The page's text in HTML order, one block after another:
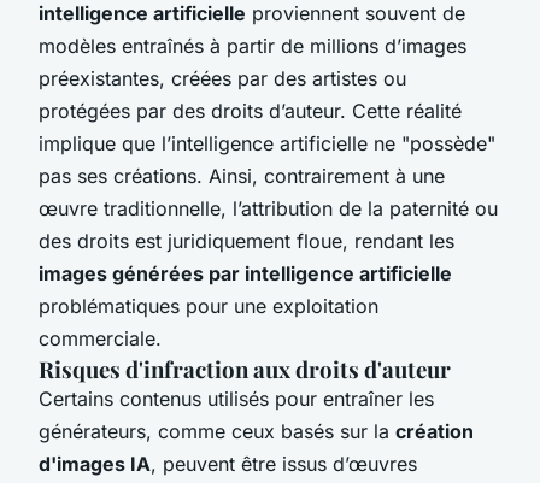
intelligence artificielle proviennent souvent de
modèles entraînés à partir de millions d’images
préexistantes, créées par des artistes ou
protégées par des droits d’auteur. Cette réalité
implique que l’intelligence artificielle ne "possède"
pas ses créations. Ainsi, contrairement à une
œuvre traditionnelle, l’attribution de la paternité ou
des droits est juridiquement floue, rendant les
images générées par intelligence artificielle
problématiques pour une exploitation
commerciale.
Risques d'infraction aux droits d'auteur
Certains contenus utilisés pour entraîner les
générateurs, comme ceux basés sur la création
d'images IA, peuvent être issus d’œuvres